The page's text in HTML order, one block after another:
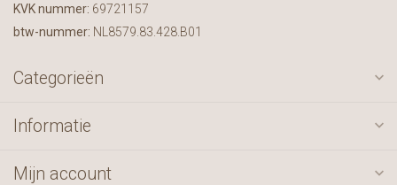
KVK nummer: 69721157
btw-nummer: NL8579.83.428.B01
Categorieën
Informatie
Mijn account